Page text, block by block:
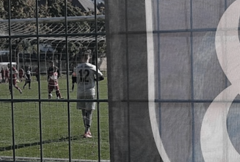
G-Jugend Alb
G-Jugend Tal